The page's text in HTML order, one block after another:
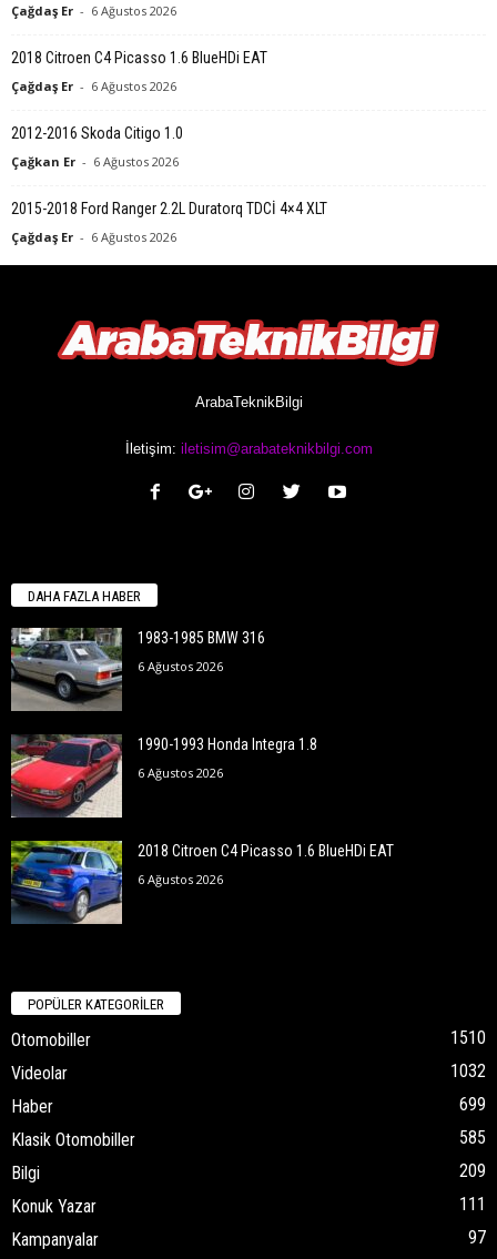
Çağdaş Er - 6 Ağustos 2026
2018 Citroen C4 Picasso 1.6 BlueHDi EAT
Çağdaş Er - 6 Ağustos 2026
2012-2016 Skoda Citigo 1.0
Çağkan Er - 6 Ağustos 2026
2015-2018 Ford Ranger 2.2L Duratorq TDCİ 4×4 XLT
Çağdaş Er - 6 Ağustos 2026
ArabaTeknikBilgi
İletişim: iletisim@arabateknikbilgi.com
DAHA FAZLA HABER
1983-1985 BMW 316
6 Ağustos 2026
1990-1993 Honda Integra 1.8
6 Ağustos 2026
2018 Citroen C4 Picasso 1.6 BlueHDi EAT
6 Ağustos 2026
POPÜLER KATEGORİLER
Otomobiller
1510
Videolar
1032
Haber
699
Klasik Otomobiller
585
Bilgi
209
Konuk Yazar
111
Kampanyalar
97